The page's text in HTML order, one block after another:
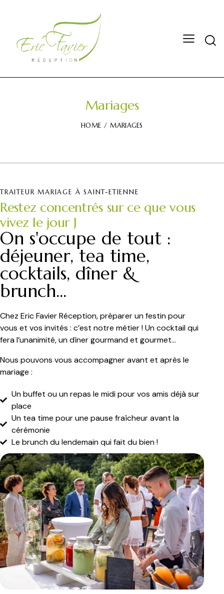
Mariages
HOME MARIAGES
TRAITEUR MARIAGE À SAINT-ETIENNE
Restez concentrés sur ce que vous
vivez le jour J
On s'occupe de tout :
déjeuner, tea time,
cocktails, dîner &
brunch...
Chez Eric Favier Réception, préparer un festin pour
vous et vos invités : c’est notre métier ! Un cocktail qui
fera l’unanimité, un dîner gourmand et gourmet…
Nous pouvons vous accompagner avant et après le
mariage :
Un buffet ou un repas le midi pour vos amis déjà sur
place
Un tea time pour une pause fraîcheur avant la
cérémonie
Le brunch du lendemain qui fait du bien !